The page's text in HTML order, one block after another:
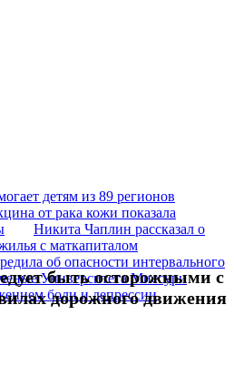
детям из 89 регионов
от рака кожи показала
Никита Чаплин рассказал о
с маткапиталом
об опасности интервального
Университета Миссури
боли и депрессии
быть осторожными с
дорожного движения